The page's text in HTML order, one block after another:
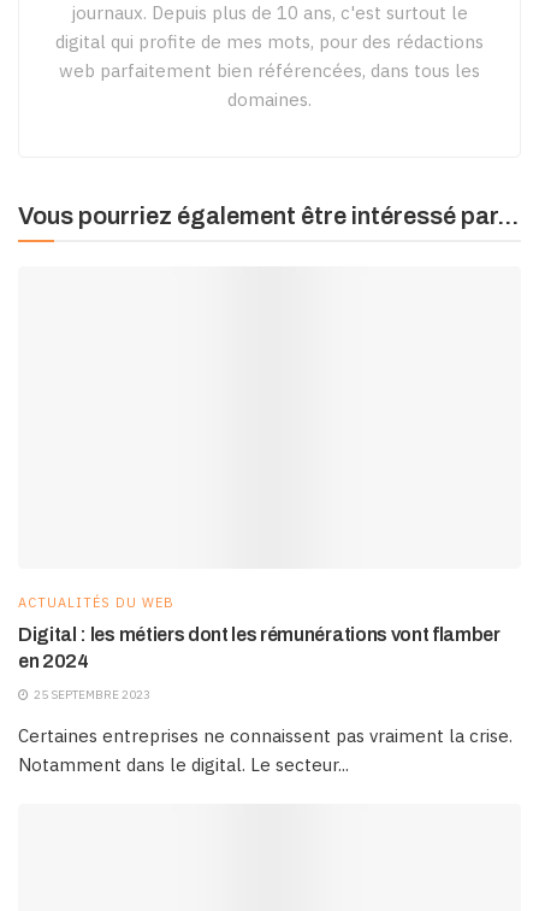
journaux. Depuis plus de 10 ans, c'est surtout le
digital qui profite de mes mots, pour des rédactions
web parfaitement bien référencées, dans tous les
domaines.
Vous pourriez également être intéressé par...
ACTUALITÉS DU WEB
Digital : les métiers dont les rémunérations vont flamber
en 2024
25 SEPTEMBRE 2023
Certaines entreprises ne connaissent pas vraiment la crise.
Notamment dans le digital. Le secteur...